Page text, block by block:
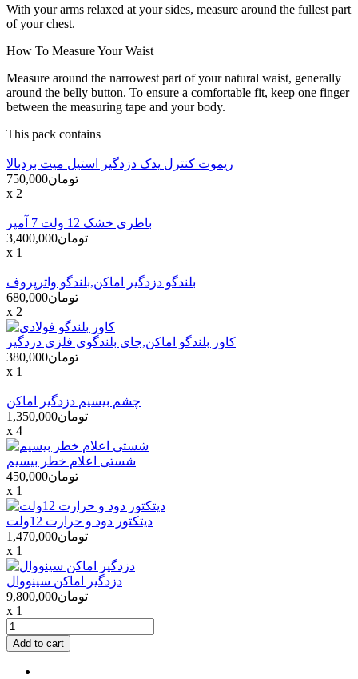
With your arms relaxed at your sides, measure around the fullest part
of your chest.
How To Measure Your Waist
Measure around the narrowest part of your natural waist, generally
around the belly button. To ensure a comfortable fit, keep one finger
between the measuring tape and your body.
This pack contains
ریموت کنترل یدک دزدگیر استیل میت بردبالا
تومان750,000
x 2
باطری خشک 12 ولت 7 آمپر
تومان3,400,000
x 1
بلندگو دزدگیر اماکن,بلندگو واترپروف
تومان680,000
x 2
کاور بلندگو اماکن,جای بلندگوی فلزی دزدگیر
تومان380,000
x 1
چشم بیسیم دزدگیر اماکن
تومان1,350,000
x 4
شستی اعلام خطر بیسیم
تومان450,000
x 1
دیتکتور دود و حرارت 12ولت
تومان1,470,000
x 1
دزدگیر اماکن سینووال
تومان9,800,000
x 1
Add to cart